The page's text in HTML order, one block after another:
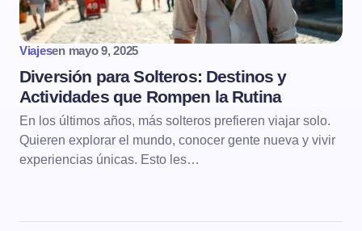
Viajesen mayo 9, 2025
Diversión para Solteros: Destinos y
Actividades que Rompen la Rutina
En los últimos años, más solteros prefieren viajar solo.
Quieren explorar el mundo, conocer gente nueva y vivir
experiencias únicas. Esto les…